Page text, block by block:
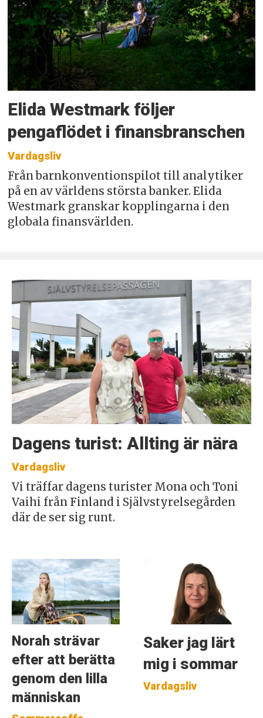
Elida Westmark följer
pengaflödet i finansbranschen
Vardagsliv
Från barnkonventionspilot till analytiker
på en av världens största banker. Elida
Westmark granskar kopplingarna i den
globala finansvärlden.
Dagens turist: Allting är nära
Vardagsliv
Vi träffar dagens turister Mona och Toni
Vaihi från Finland i Självstyrelsegården
där de ser sig runt.
Norah strävar
efter att berätta
genom den lilla
människan
Saker jag lärt
mig i sommar
Vardagsliv